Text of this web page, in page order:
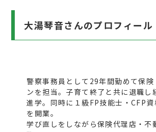
大湯琴音さんのプロフィール
警察事務員として29年間勤めて保険
ンを担当。子育て終了と共に退職し
進学。同時に１級FP技能士・CFP
を開業。
学び直しをしながら保険代理店・不